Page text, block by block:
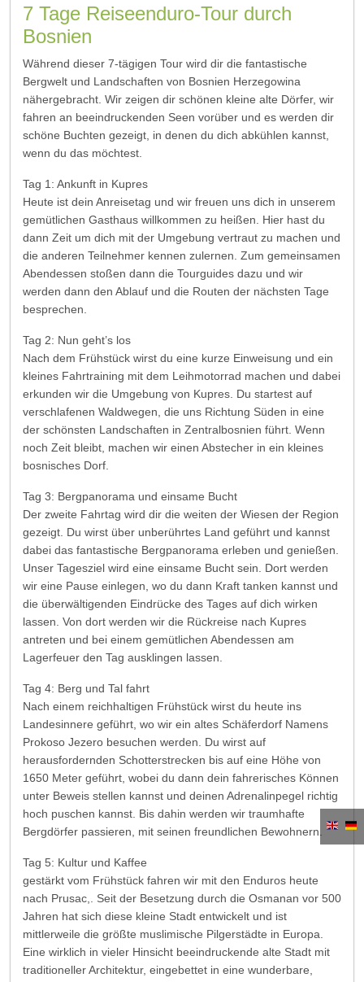
7 Tage Reiseenduro-Tour durch
Bosnien
Während dieser 7-tägigen Tour wird dir die fantastische
Bergwelt und Landschaften von Bosnien Herzegowina
nähergebracht. Wir zeigen dir schönen kleine alte Dörfer, wir
fahren an beeindruckenden Seen vorüber und es werden dir
schöne Buchten gezeigt, in denen du dich abkühlen kannst,
wenn du das möchtest.
Tag 1: Ankunft in Kupres
Heute ist dein Anreisetag und wir freuen uns dich in unserem
gemütlichen Gasthaus willkommen zu heißen. Hier hast du
dann Zeit um dich mit der Umgebung vertraut zu machen und
die anderen Teilnehmer kennen zulernen. Zum gemeinsamen
Abendessen stoßen dann die Tourguides dazu und wir
werden dann den Ablauf und die Routen der nächsten Tage
besprechen.
Tag 2: Nun geht’s los
Nach dem Frühstück wirst du eine kurze Einweisung und ein
kleines Fahrtraining mit dem Leihmotorrad machen und dabei
erkunden wir die Umgebung von Kupres. Du startest auf
verschlafenen Waldwegen, die uns Richtung Süden in eine
der schönsten Landschaften in Zentralbosnien führt. Wenn
noch Zeit bleibt, machen wir einen Abstecher in ein kleines
bosnisches Dorf.
Tag 3: Bergpanorama und einsame Bucht
Der zweite Fahrtag wird dir die weiten der Wiesen der Region
gezeigt. Du wirst über unberührtes Land geführt und kannst
dabei das fantastische Bergpanorama erleben und genießen.
Unser Tagesziel wird eine einsame Bucht sein. Dort werden
wir eine Pause einlegen, wo du dann Kraft tanken kannst und
die überwältigenden Eindrücke des Tages auf dich wirken
lassen. Von dort werden wir die Rückreise nach Kupres
antreten und bei einem gemütlichen Abendessen am
Lagerfeuer den Tag ausklingen lassen.
Tag 4: Berg und Tal fahrt
Nach einem reichhaltigen Frühstück wirst du heute ins
Landesinnere geführt, wo wir ein altes Schäferdorf Namens
Prokoso Jezero besuchen werden. Du wirst auf
herausfordernden Schotterstrecken bis auf eine Höhe von
1650 Meter geführt, wobei du dann dein fahrerisches Können
unter Beweis stellen kannst und deinen Adrenalinpegel richtig
hoch puschen kannst. Bis dahin werden wir traumhafte
Bergdörfer passieren, mit seinen freundlichen Bewohnern.
Tag 5: Kultur und Kaffee
gestärkt vom Frühstück fahren wir mit den Enduros heute
nach Prusac,. Seit der Besetzung durch die Osmanan vor 500
Jahren hat sich diese kleine Stadt entwickelt und ist
mittlerweile die größte muslimische Pilgerstädte in Europa.
Eine wirklich in vieler Hinsicht beeindruckende alte Stadt mit
traditioneller Architektur, eingebettet in eine wunderbare,